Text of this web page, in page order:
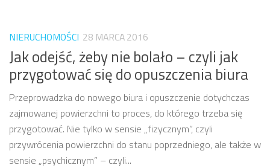
NIERUCHOMOŚCI 28 MARCA 2016
Jak odejść, żeby nie bolało – czyli jak
przygotować się do opuszczenia biura
Przeprowadzka do nowego biura i opuszczenie dotychczas
zajmowanej powierzchni to proces, do którego trzeba się
przygotować. Nie tylko w sensie „fizycznym”, czyli
przywrócenia powierzchni do stanu poprzedniego, ale także w
sensie „psychicznym” – czyli...